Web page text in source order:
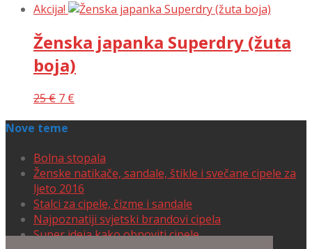
Akcija!
Ženska japanka Superdry (žuta
boja)
25€ 7 €
Nove teme
Bolna stopala
Ženske natikače, sandale, štikle i svečane cipele za
ljeto 2016
Stalci za cipele, čizme i sandale
Najpoznatiji svjetski brandovi cipela
Super ideja kako obnoviti cipele